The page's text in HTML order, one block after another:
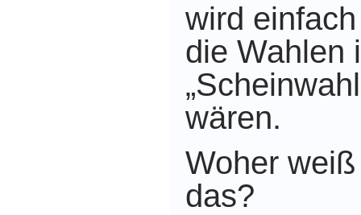
wird
die Wahlen
wären.
Woher
das?